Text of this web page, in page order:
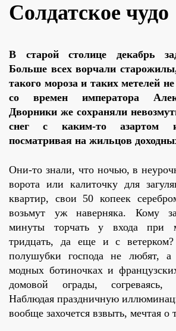
Солдатское чудо
В старой столице декабрь
Больше всех ворчали
такого мороза и таких метелей
со времен императора
Дворники же сохраняли
снег с каким-то азартом
посматривая на жильцов
Они-то знали, что ночью, в
ворота или калиточку для
квартир, свои 50 копеек
возьмут уж наверняка. Кому
минуты торчать у входа при
тридцать, да еще и с
полушубки господа не любят, а
модных ботиночках и
домовой ограды,
Наблюдая праздничную
вообще захочется взвыть, мечтая о